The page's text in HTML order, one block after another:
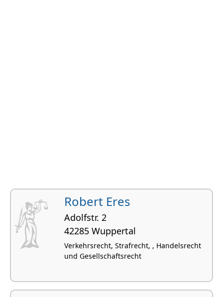
Robert Eres
Adolfstr. 2
42285 Wuppertal
Verkehrsrecht, Strafrecht, , Handelsrecht
und Gesellschaftsrecht